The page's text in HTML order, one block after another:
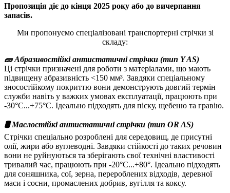
Пропозиція діє до кінця 2025 року або до вичерпання
запасів.
Ми пропонуємо спеціалізовані транспортерні стрічки зі
складу:
🧱 Абразивостійкі антистатичні стрічки (тип Y AS)
Ці стрічки призначені для роботи з матеріалами, що мають
підвищену абразивність <150 мм³. Завдяки спеціальному
зносостійкому покриттю вони демонструють довгий термін
служби навіть у важких умовах експлуатації, працюють при
-30°C...+75°C. Ідеально підходять для піску, щебеню та гравію.
🛢️ Маслостійкі антистатичні стрічки (тип OR AS)
Стрічки спеціально розроблені для середовищ, де присутні
олії, жири або вуглеводні. Завдяки стійкості до таких речовин
вони не руйнуються та зберігають свої технічні властивості
тривалий час, працюють при -20°C...+80°. Ідеально підходять
для соняшника, сої, зерна, перероблених відходів, деревної
маси і сосни, промаслених добрив, вугілля та коксу.